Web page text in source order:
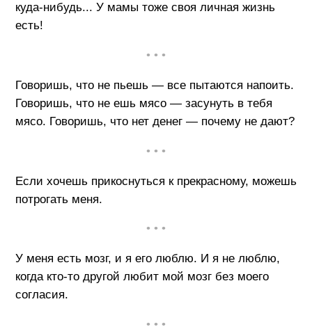
куда-нибудь... У мамы тоже своя личная жизнь
есть!
• • •
Говоришь, что не пьешь — все пытаются напоить.
Говоришь, что не ешь мясо — засунуть в тебя
мясо. Говоришь, что нет денег — почему не дают?
• • •
Если хочешь прикоснуться к прекрасному, можешь
потрогать меня.
• • •
У меня есть мозг, и я его люблю. И я не люблю,
когда кто-то другой любит мой мозг без моего
согласия.
• • •